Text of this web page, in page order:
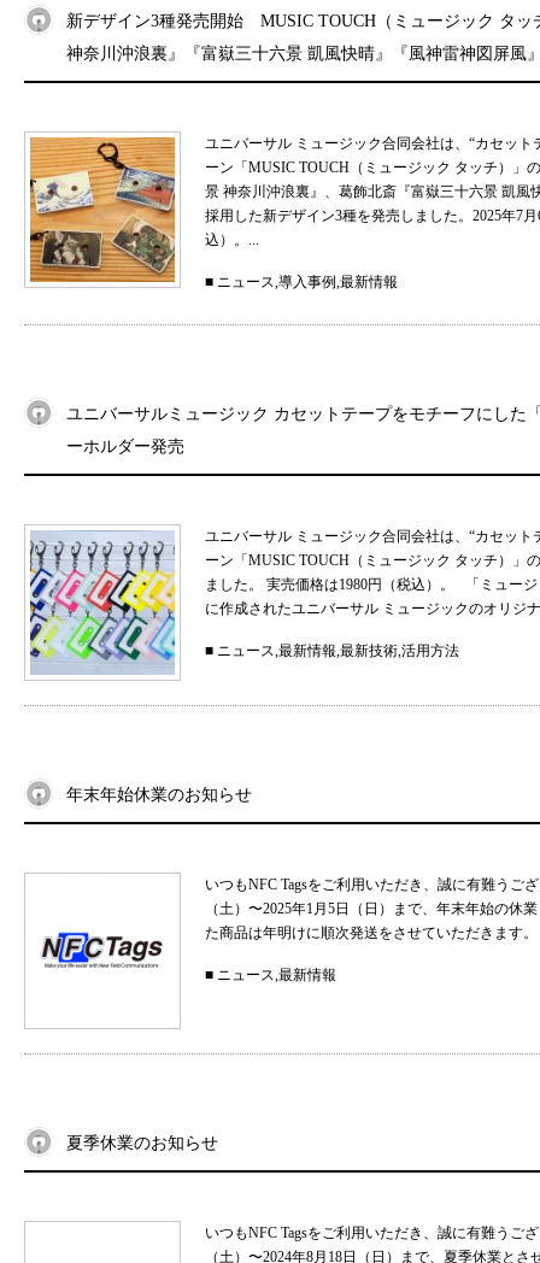
新デザイン3種発売開始 MUSIC TOUCH（ミュージック タッ
神奈川沖浪裏』『富嶽三十六景 凱風快晴』『風神雷神図屏風
ユニバーサル ミュージック合同会社は、“カセッ
ーン「MUSIC TOUCH（ミュージック タッチ）」
景 神奈川沖浪裏』、葛飾北斎『富嶽三十六景 凱
採用した新デザイン3種を発売しました。2025年7
込）。...
■ ニュース,導入事例,最新情報
ユニバーサルミュージック カセットテープをモチーフにした
ーホルダー発売
ユニバーサル ミュージック合同会社は、“カセッ
ーン「MUSIC TOUCH（ミュージック タッチ）」
ました。 実売価格は1980円（税込）。 「ミュー
に作成されたユニバーサル ミュージックのオリジ
■ ニュース,最新情報,最新技術,活用方法
年末年始休業のお知らせ
いつもNFC Tagsをご利用いただき、誠に有難う
（土）〜2025年1月5日（日）まで、年末年始の
た商品は年明けに順次発送をさせていただきま
■ ニュース,最新情報
夏季休業のお知らせ
いつもNFC Tagsをご利用いただき、誠に有難う
（土）〜2024年8月18日（日）まで、夏季休業と